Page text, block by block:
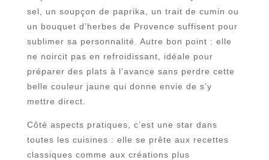
sel, un soupçon de paprika, un trait de cumin ou
un bouquet d’herbes de Provence suffisent pour
sublimer sa personnalité. Autre bon point : elle
ne noircit pas en refroidissant, idéale pour
préparer des plats à l’avance sans perdre cette
belle couleur jaune qui donne envie de s’y
mettre direct.
Côté aspects pratiques, c’est une star dans
toutes les cuisines : elle se prête aux recettes
classiques comme aux créations plus